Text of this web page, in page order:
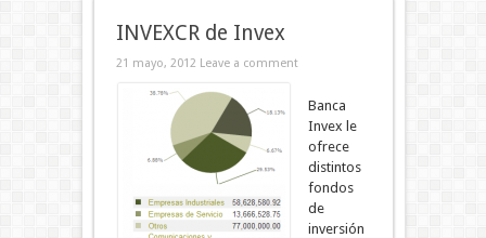
INVEXCR de Invex
21 mayo, 2012 Leave a comment
Banca
Invex le
ofrece
distintos
fondos
de
inversión